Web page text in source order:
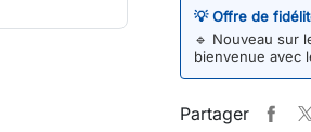
💡 Offre de
🔹 Nouveau sur
bienvenue avec
Partager